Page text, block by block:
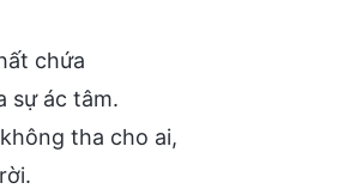
chứa
sự ác tâm.
tha cho ai,